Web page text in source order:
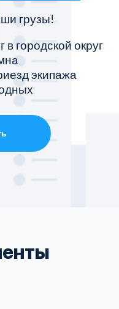
грузы!
в городской округ
экипажа